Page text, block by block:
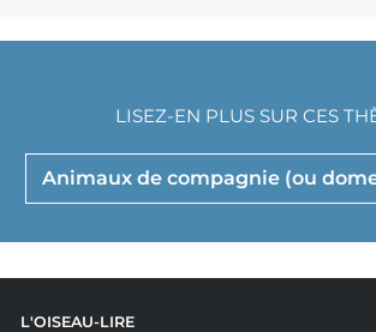
Animaux de compagnie (ou
LISEZ-EN PLUS SUR CES
L'OISEAU-LIRE